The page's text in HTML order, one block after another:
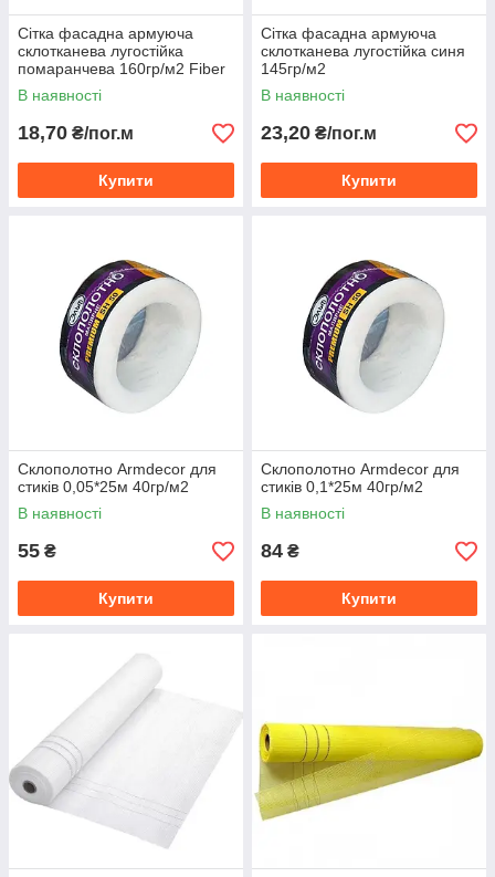
Сітка фасадна армуюча
склотканева лугостійка
помаранчева 160гр/м2 Fiber
Luxe
В наявності
18,70 ₴/пог.м
Купити
Сітка фасадна армуюча
склотканева лугостійка синя
145гр/м2
В наявності
23,20 ₴/пог.м
Купити
Склополотно Armdecor для
стиків 0,05*25м 40гр/м2
В наявності
55 ₴
Купити
Склополотно Armdecor для
стиків 0,1*25м 40гр/м2
В наявності
84 ₴
Купити